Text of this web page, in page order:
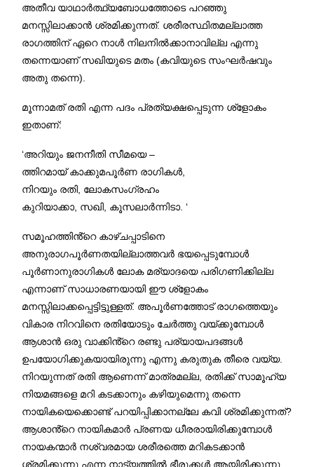
അതീവ യാഥാർത്ഥ്യബോധത്തോടെ പറഞ്ഞു
മനസ്സിലാക്കാൻ ശ്രമിക്കുന്നത്. ശരീരസ്ഥിതമല്ലാത്ത
രാഗത്തിന് ഏറെ നാൾ നിലനിൽക്കാനാവില്ല എന്നു
തന്നെയാണ് സഖിയുടെ മതം (കവിയുടെ സംഘർഷവും
അതു തന്നെ).
മൂന്നാമത് രതി എന്ന പദം പ്രത്യക്ഷപ്പെടുന്ന ശ്ളോകം
ഇതാണ്:
‘അറിയും ജനനീതി സീമയെ –
ത്തിറമായ് കാക്കുമപൂർണ രാഗികൾ,
നിറയും രതി, ലോകസംഗ്രഹം
കുറിയാക്കാ, സഖി, കൂസലാർന്നിടാ. ‘
സമൂഹത്തിൻ്റെ കാഴ്ചപ്പാടിനെ
അനുരാഗപൂർണതയില്ലാത്തവർ ഭയപ്പെടുമ്പോൾ
പൂർണാനുരാഗികൾ ലോക മര്യാദയെ പരിഗണിക്കില്ല
എന്നാണ് സാധാരണയായി ഈ ശ്ളോകം
മനസ്സിലാക്കപ്പെട്ടിട്ടുള്ളത്. അപൂർണത്തോട് രാഗത്തെയും
വികാര നിറവിനെ രതിയോടും ചേർത്തു വയ്ക്കുമ്പോൾ
ആശാൻ ഒരു വാക്കിൻ്റെ രണ്ടു പര്യായപദങ്ങൾ
ഉപയോഗിക്കുകയായിരുന്നു എന്നു കരുതുക തീരെ വയ്യ.
നിറയുന്നത് രതി ആണെന്ന് മാത്രമല്ല, രതിക്ക് സാമൂഹ്യ
നിയമങ്ങളെ മറി കടക്കാനും കഴിയുമെന്നു തന്നെ
നായികയെക്കൊണ്ട് പറയിപ്പിക്കാനല്ലേ കവി ശ്രമിക്കുന്നത്?
ആശാൻ്റെ നായികമാർ പ്രണയ ധീരരായിരിക്കുമ്പോൾ
നായകന്മാർ നശ്വരമായ ശരീരത്തെ മറികടക്കാൻ
ശ്രമിക്കുന്നു എന്ന നാട്യത്തിൽ ഭീരുക്കൾ ആയിരിക്കുന്നു